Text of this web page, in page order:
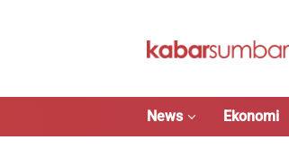
News Ekonomi